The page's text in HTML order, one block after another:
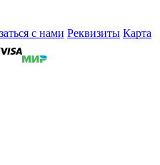
с нами Реквизиты Карта